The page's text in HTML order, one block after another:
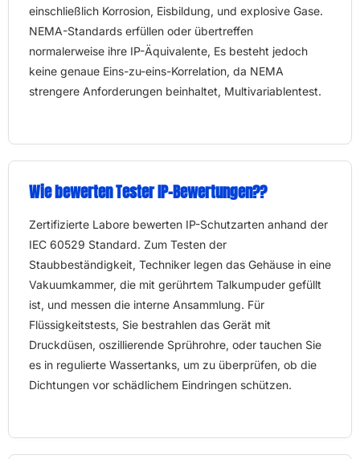
einschließlich Korrosion, Eisbildung, und explosive Gase.
NEMA-Standards erfüllen oder übertreffen
normalerweise ihre IP-Äquivalente, Es besteht jedoch
keine genaue Eins-zu-eins-Korrelation, da NEMA
strengere Anforderungen beinhaltet, Multivariablentest.
Wie bewerten Tester IP-Bewertungen??
Zertifizierte Labore bewerten IP-Schutzarten anhand der
IEC 60529 Standard. Zum Testen der
Staubbeständigkeit, Techniker legen das Gehäuse in eine
Vakuumkammer, die mit gerührtem Talkumpuder gefüllt
ist, und messen die interne Ansammlung. Für
Flüssigkeitstests, Sie bestrahlen das Gerät mit
Druckdüsen, oszillierende Sprührohre, oder tauchen Sie
es in regulierte Wassertanks, um zu überprüfen, ob die
Dichtungen vor schädlichem Eindringen schützen.